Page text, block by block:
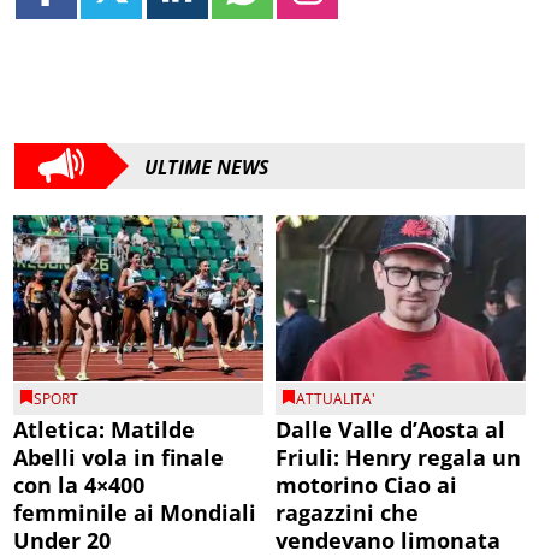
ULTIME NEWS
SPORT
Atletica: Matilde
Abelli vola in finale
con la 4×400
femminile ai Mondiali
Under 20
ATTUALITA'
Dalle Valle d’Aosta al
Friuli: Henry regala un
motorino Ciao ai
ragazzini che
vendevano limonata